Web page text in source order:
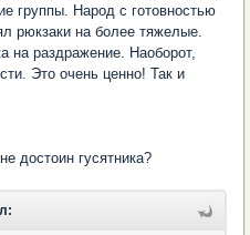
группы. Народ с готовностью
рюкзаки на более тяжелые.
на раздражение. Наоборот,
Это очень ценно! Так и
достоин гусятника?